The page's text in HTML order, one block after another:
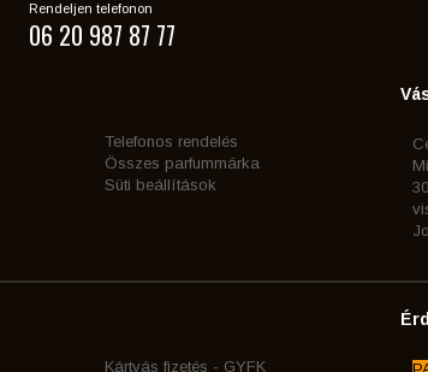
Rendeljen telefonon
06 20 987 87 77
Telefonos rendelés
Összes parfummárka
Süti beállítások
Kártyás fizetés - GYFK